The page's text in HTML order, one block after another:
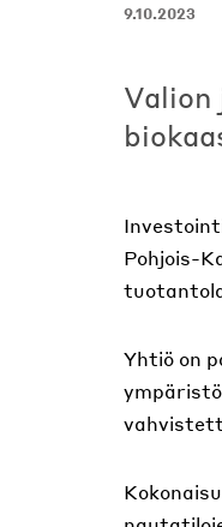
9.10.2023
Pohjois-
Yhtiö on